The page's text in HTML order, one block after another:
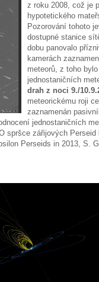
z roku 2008, což je
hypotetického
Pozorování tohoto
dostupné stanice
dobu panovalo
kamerách
meteorů, z toho
jednostaničních
drah z noci 9./
meteorickému roji
zaznamenán
jednostaničních
spršce zářijových
Perseids in 2013, S.